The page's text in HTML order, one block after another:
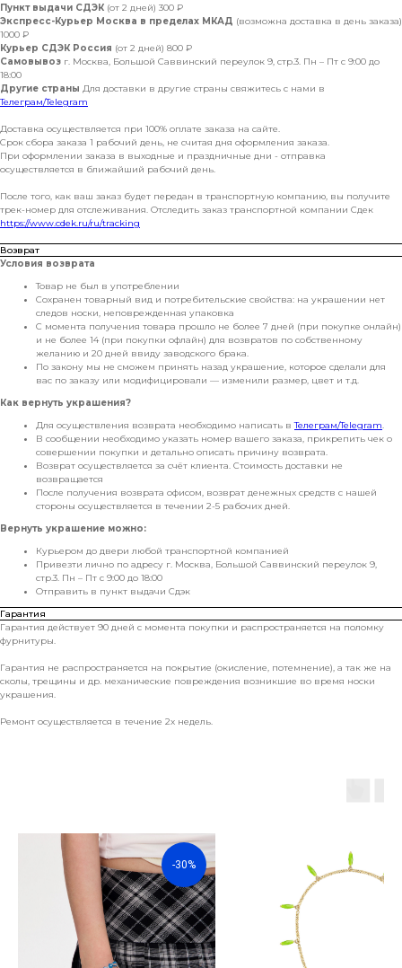
Пункт выдачи СДЭК (от 2 дней) 300 ₽
Экспресс-Курьер Москва в пределах МКАД (возможна доставка в день заказа)
1000 ₽
Курьер СДЭК Россия (от 2 дней) 800 ₽
Самовывоз г. Москва, Большой Саввинский переулок 9, стр.3. Пн – Пт с 9:00 до
18:00
Другие страны Для доставки в другие страны свяжитесь с нами в
Телеграм/Telegram
Доставка осуществляется при 100% оплате заказа на сайте.
Срок сбора заказа 1 рабочий день, не считая дня оформления заказа.
При оформлении заказа в выходные и праздничные дни - отправка
осуществляется в ближайший рабочий день.
После того, как ваш заказ будет передан в транспортную компанию, вы получите
трек-номер для отслеживания. Отследить заказ транспортной компании Сдек
https://www.cdek.ru/ru/tracking
Возврат
Условия возврата
Товар не был в употреблении
Сохранен товарный вид и потребительские свойства: на украшении нет
следов носки, неповрежденная упаковка
С момента получения товара прошло не более 7 дней (при покупке онлайн)
и не более 14 (при покупки офлайн) для возвратов по собственному
желанию и 20 дней ввиду заводского брака.
По закону мы не сможем принять назад украшение, которое сделали для
вас по заказу или модифицировали — изменили размер, цвет и т.д.
Как вернуть украшения?
Для осуществления возврата необходимо написать вТелеграм/Telegram.
В сообщении необходимо указать номер вашего заказа, прикрепить чек о
совершении покупки и детально описать причину возврата.
Возврат осуществляется за счёт клиента. Стоимость доставки не
возвращается
После получения возврата офисом, возврат денежных средств с нашей
стороны осуществляется в течении 2-5 рабочих дней.
Вернуть украшение можно:
Курьером до двери любой транспортной компанией
Привезти лично по адресу г. Москва, Большой Саввинский переулок 9,
стр.3. Пн – Пт с 9:00 до 18:00
Отправить в пункт выдачи Сдэк
Гарантия
Гарантия действует 90 дней с момента покупки и распространяется на поломку
фурнитуры.
Гарантия не распространяется на покрытие (окисление, потемнение), а так же на
сколы, трещины и др. механические повреждения возникшие во время носки
украшения.
Ремонт осуществляется в течение 2х недель.
-30%